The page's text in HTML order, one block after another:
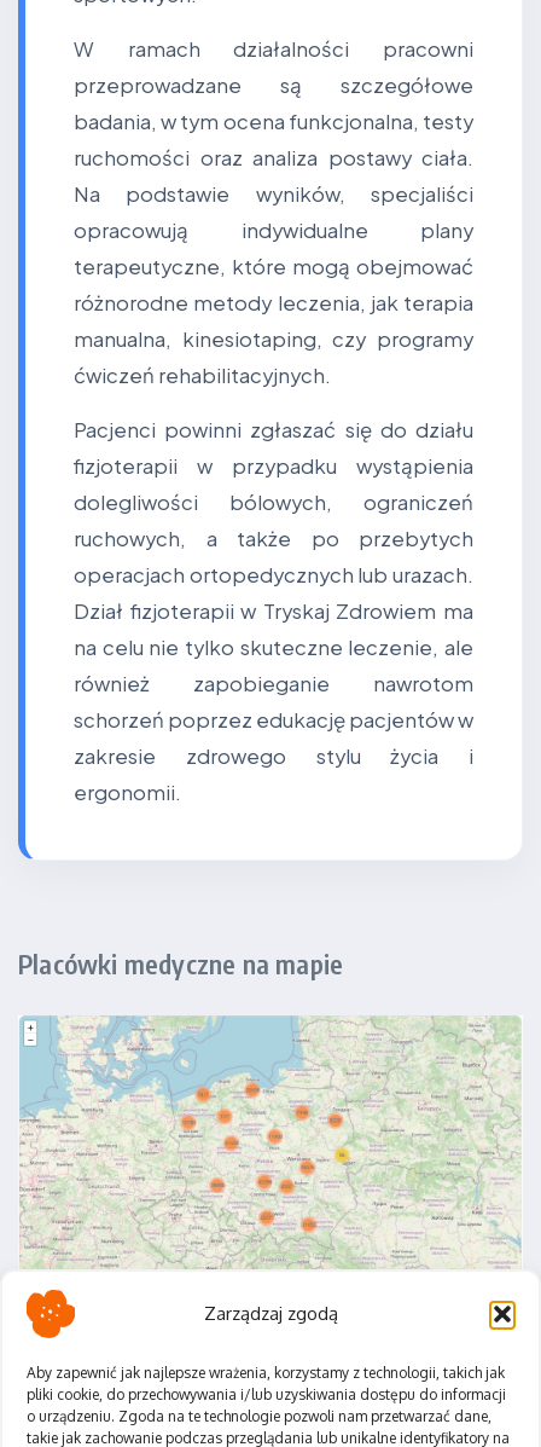
Zarządzaj zgodą
Aby zapewnić jak najlepsze wrażenia, korzystamy z technologii, takich jak
pliki cookie, do przechowywania i/lub uzyskiwania dostępu do informacji
o urządzeniu. Zgoda na te technologie pozwoli nam przetwarzać dane,
takie jak zachowanie podczas przeglądania lub unikalne identyfikatory na
W ramach działalności pracowni
przeprowadzane są szczegółowe
badania, w tym ocena funkcjonalna, testy
ruchomości oraz analiza postawy ciała.
Na podstawie wyników, specjaliści
opracowują indywidualne plany
terapeutyczne, które mogą obejmować
różnorodne metody leczenia, jak terapia
manualna, kinesiotaping, czy programy
ćwiczeń rehabilitacyjnych.
Pacjenci powinni zgłaszać się do działu
fizjoterapii w przypadku wystąpienia
dolegliwości bólowych, ograniczeń
ruchowych, a także po przebytych
operacjach ortopedycznych lub urazach.
Dział fizjoterapii w Tryskaj Zdrowiem ma
na celu nie tylko skuteczne leczenie, ale
również zapobieganie nawrotom
schorzeń poprzez edukację pacjentów w
zakresie zdrowego stylu życia i
ergonomii.
Placówki medyczne na mapie
Polityka Prywatności